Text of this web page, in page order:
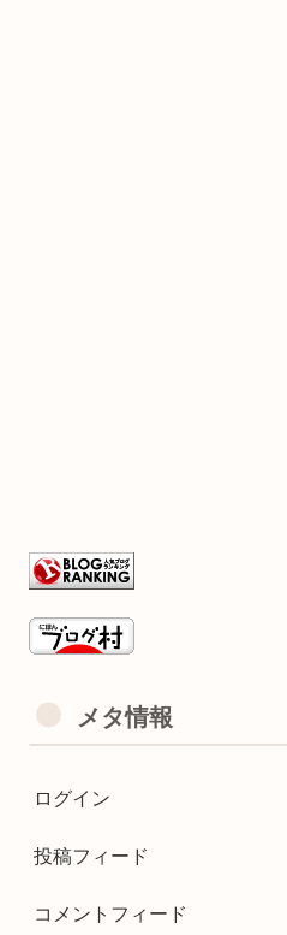
メタ情報
ログイン
投稿フィード
コメントフィード